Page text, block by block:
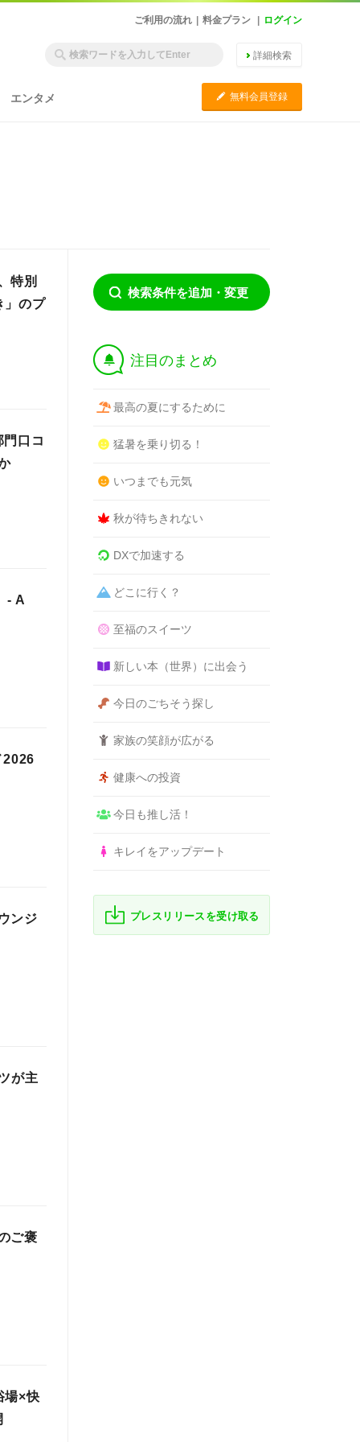
ご利用の流れ 料金プラン ログイン
詳細検索
エンタメ C 無料会員登録
特別
」のプ
口コ
- A
2026
ンジ
が主
ご褒
場×快
検索条件を追加・変更
† 注目のまとめ
最高の夏にするために
猛暑を乗り切る！
いつまでも元気
秋が待ちきれない
DXで加速する
どこに行く？
至福のスイーツ
新しい本（世界）に出会う
今日のごちそう探し
家族の笑顔が広がる
健康への投資
今日も推し活！
キレイをアップデート
プレスリリースを受け取る